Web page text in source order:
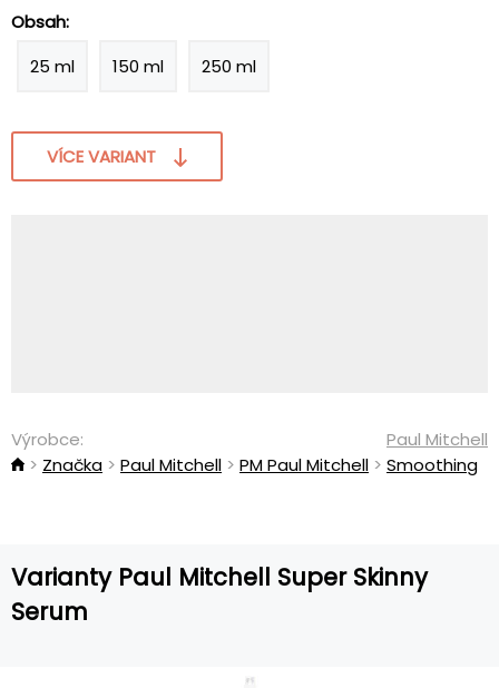
Obsah:
25 ml
150 ml 250 ml
VÍCE VARIANT
Výrobce:
Paul Mitchell
Značka
Paul Mitchell PM Paul Mitchell Smoothing
Varianty Paul Mitchell Super Skinny
Serum